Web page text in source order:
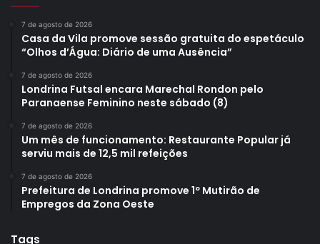
7 de agosto de 2026
Casa da Vila promove sessão gratuita do espetáculo
“Olhos d’Água: Diário de uma Ausência”
7 de agosto de 2026
Londrina Futsal encara Marechal Rondon pelo
Paranaense Feminino neste sábado (8)
7 de agosto de 2026
Um mês de funcionamento: Restaurante Popular já
serviu mais de 12,5 mil refeições
7 de agosto de 2026
Prefeitura de Londrina promove 1º Mutirão de
Empregos da Zona Oeste
Tags